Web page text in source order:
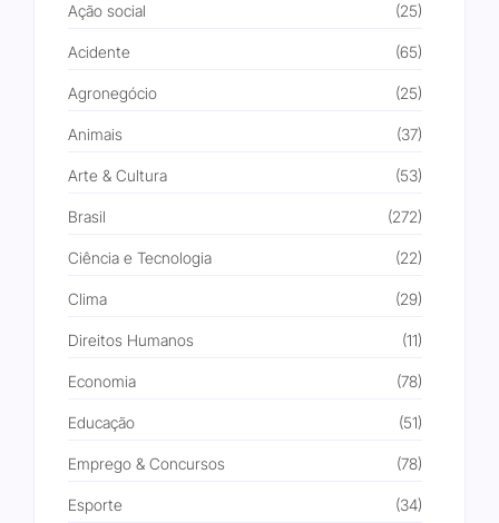
Ação social (25)
Acidente (65)
Agronegócio (25)
Animais (37)
Arte & Cultura (53)
Brasil (272)
Ciência e Tecnologia (22)
Clima (29)
Direitos Humanos (11)
Economia (78)
Educação (51)
Emprego & Concursos (78)
Esporte (34)